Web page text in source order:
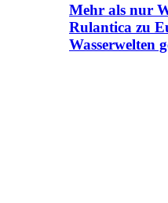
Mehr als nur
Rulantica zu
Wasserwelten